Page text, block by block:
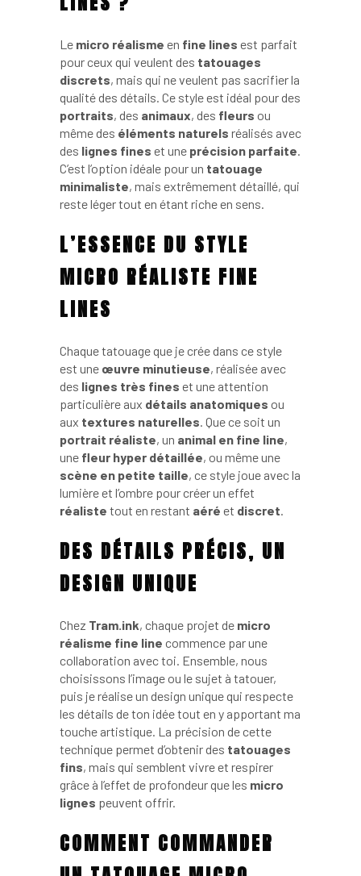
Le micro réalisme en fine lines est parfait
pour ceux qui veulent des tatouages
discrets, mais qui ne veulent pas sacrifier la
qualité des détails. Ce style est idéal pour des
portraits, des animaux, des fleurs ou
même des éléments naturels réalisés avec
des lignes fines et une précision parfaite.
C’est l’option idéale pour un tatouage
minimaliste, mais extrêmement détaillé, qui
reste léger tout en étant riche en sens.
L’ESSENCE DU STYLE
MICRO RÉALISTE FINE
LINES
Chaque tatouage que je crée dans ce style
est une œuvre minutieuse, réalisée avec
des lignes très fines et une attention
particulière aux détails anatomiques ou
aux textures naturelles. Que ce soit un
portrait réaliste, un animal en fine line,
une fleur hyper détaillée, ou même une
scène en petite taille, ce style joue avec la
lumière et l’ombre pour créer un effet
réaliste tout en restant aéré et discret.
DES DÉTAILS PRÉCIS, UN
DESIGN UNIQUE
Chez Tram.ink, chaque projet de micro
réalisme fine line commence par une
collaboration avec toi. Ensemble, nous
choisissons l’image ou le sujet à tatouer,
puis je réalise un design unique qui respecte
les détails de ton idée tout en y apportant ma
touche artistique. La précision de cette
technique permet d’obtenir des tatouages
fins, mais qui semblent vivre et respirer
grâce à l’effet de profondeur que les micro
lignes peuvent offrir.
COMMENT COMMANDER